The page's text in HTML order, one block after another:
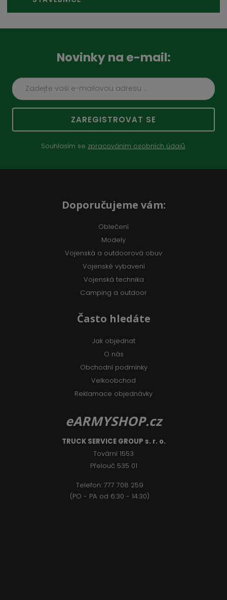
Novinky na e-mail:
ZAREGISTROVAT SE
Souhlasím se zpracováním osobních údajů.
Doporučujeme vám:
Oblečení
Modely
Vojenská a outdoorová obuv
Vojenské vybavení
Vojenská technika
Camping a outdoor
Často hledáte
Jak objednat
O nás
Obchodní podmínky
Velkoobchod
Reklamace objednávky
eARMYSHOP.cz
TRUCK SERVICE GROUP s. r. o.
Tovární 1553
Přelouč 535 01
Telefon: 777 708 259
(PO - PA od 6:30 - 14:30)